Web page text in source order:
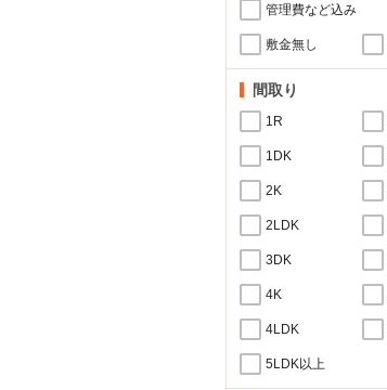
管理費など込み
敷金無し
間取り
1R
1DK
2K
2LDK
3DK
4K
4LDK
5LDK以上